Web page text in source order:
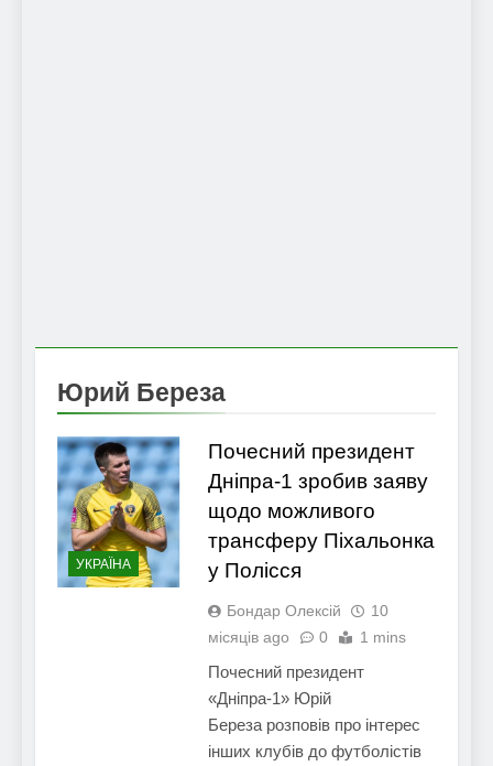
Юрий Береза
УКРАЇНА
Почесний президент
Дніпра-1 зробив заяву
щодо можливого
трансферу Піхальонка
у Полісся
Бондар Олексій
10
місяців ago
0 1 mins
Почесний президент
«Дніпра-1» Юрій
Береза розповів про інтерес
інших клубів до футболістів